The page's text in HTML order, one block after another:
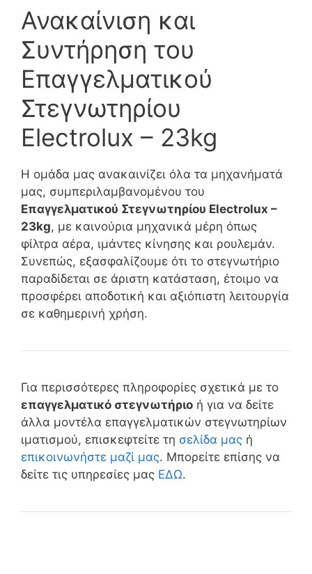
Ανακαίνιση και
Συντήρηση του
Επαγγελματικού
Στεγνωτηρίου
Electrolux – 23kg
Η ομάδα μας ανακαινίζει όλα τα μηχανήματά
μας, συμπεριλαμβανομένου του
Επαγγελματικού Στεγνωτηρίου Electrolux –
23kg, με καινούρια μηχανικά μέρη όπως
φίλτρα αέρα, ιμάντες κίνησης και ρουλεμάν.
Συνεπώς, εξασφαλίζουμε ότι το στεγνωτήριο
παραδίδεται σε άριστη κατάσταση, έτοιμο να
προσφέρει αποδοτική και αξιόπιστη λειτουργία
σε καθημερινή χρήση.
Για περισσότερες πληροφορίες σχετικά με το
επαγγελματικό στεγνωτήριο ή για να δείτε
άλλα μοντέλα επαγγελματικών στεγνωτηρίων
ιματισμού, επισκεφτείτε τη σελίδα μας ή
επικοινωνήστε μαζί μας. Μπορείτε επίσης να
δείτε τις υπηρεσίες μας ΕΔΩ.